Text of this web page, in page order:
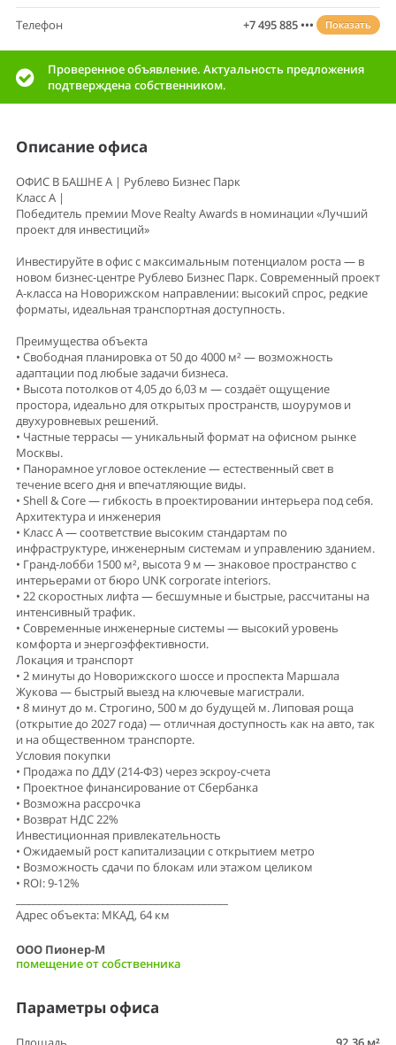
Телефон +7 495 885 ••• Показать
Проверенное объявление. Актуальность предложения
подтверждена собственником.
Описание офиса
ОФИС В БАШНЕ A | Рублево Бизнес Парк
Класс А |
Победитель премии Move Realty Awards в номинации «Лучший
проект для инвестиций»
Инвестируйте в офис с максимальным потенциалом роста — в
новом бизнес-центре Рублево Бизнес Парк. Современный проект
А-класса на Новорижском направлении: высокий спрос, редкие
форматы, идеальная транспортная доступность.
Преимущества объекта
• Свободная планировка от 50 до 4000 м² — возможность
адаптации под любые задачи бизнеса.
• Высота потолков от 4,05 до 6,03 м — создаёт ощущение
простора, идеально для открытых пространств, шоурумов и
двухуровневых решений.
• Частные террасы — уникальный формат на офисном рынке
Москвы.
• Панорамное угловое остекление — естественный свет в
течение всего дня и впечатляющие виды.
• Shell & Core — гибкость в проектировании интерьера под себя.
Архитектура и инженерия
• Класс А — соответствие высоким стандартам по
инфраструктуре, инженерным системам и управлению зданием.
• Гранд-лобби 1500 м², высота 9 м — знаковое пространство с
интерьерами от бюро UNK corporate interiors.
• 22 скоростных лифта — бесшумные и быстрые, рассчитаны на
интенсивный трафик.
• Современные инженерные системы — высокий уровень
комфорта и энергоэффективности.
Локация и транспорт
• 2 минуты до Новорижского шоссе и проспекта Маршала
Жукова — быстрый выезд на ключевые магистрали.
• 8 минут до м. Строгино, 500 м до будущей м. Липовая роща
(открытие до 2027 года) — отличная доступность как на авто, так
и на общественном транспорте.
Условия покупки
• Продажа по ДДУ (214-ФЗ) через эскроу-счета
• Проектное финансирование от Сбербанка
• Возможна рассрочка
• Возврат НДС 22%
Инвестиционная привлекательность
• Ожидаемый рост капитализации с открытием метро
• Возможность сдачи по блокам или этажом целиком
• ROI: 9-12%
Адрес объекта: МКАД, 64 км
ООО Пионер-М
помещение от собственника
Параметры офиса